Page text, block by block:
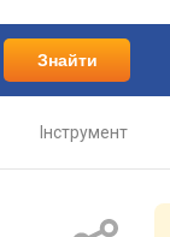
Знайти
Інструмент